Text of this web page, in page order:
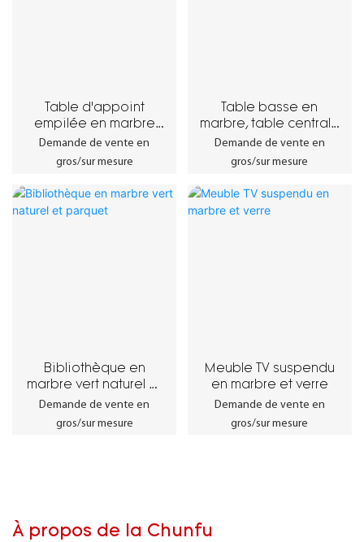
Table d'appoint
empilée en marbre
naturel
Demande de vente en
gros/sur mesure
Table basse en
marbre, table centrale
moderne et
organique
Demande de vente en
gros/sur mesure
Bibliothèque en
marbre vert naturel et
parquet
Demande de vente en
gros/sur mesure
Meuble TV suspendu
en marbre et verre
Demande de vente en
gros/sur mesure
À propos de la Chunfu